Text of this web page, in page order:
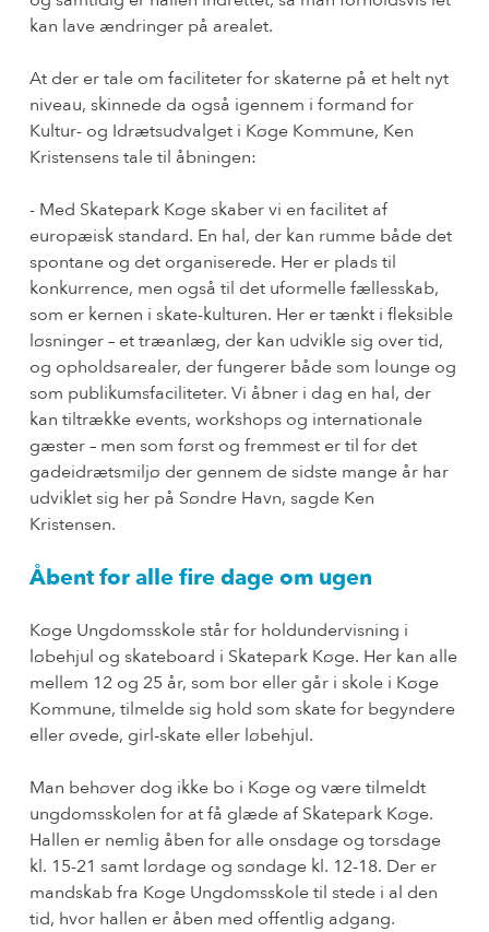
kan lave ændringer på arealet.
At der er tale om faciliteter for skaterne på et helt nyt
niveau, skinnede da også igennem i formand for
Kultur- og Idrætsudvalget i Køge Kommune, Ken
Kristensens tale til åbningen:
- Med Skatepark Køge skaber vi en facilitet af
europæisk standard. En hal, der kan rumme både det
spontane og det organiserede. Her er plads til
konkurrence, men også til det uformelle fællesskab,
som er kernen i skate-kulturen. Her er tænkt i fleksible
løsninger – et træanlæg, der kan udvikle sig over tid,
og opholdsarealer, der fungerer både som lounge og
som publikumsfaciliteter. Vi åbner i dag en hal, der
kan tiltrække events, workshops og internationale
gæster – men som først og fremmest er til for det
gadeidrætsmiljø der gennem de sidste mange år har
udviklet sig her på Søndre Havn, sagde Ken
Kristensen.
Åbent for alle fire dage om ugen
Køge Ungdomsskole står for holdundervisning i
løbehjul og skateboard i Skatepark Køge. Her kan alle
mellem 12 og 25 år, som bor eller går i skole i Køge
Kommune, tilmelde sig hold som skate for begyndere
eller øvede, girl-skate eller løbehjul.
Man behøver dog ikke bo i Køge og være tilmeldt
ungdomsskolen for at få glæde af Skatepark Køge.
Hallen er nemlig åben for alle onsdage og torsdage
kl. 15-21 samt lørdage og søndage kl. 12-18. Der er
mandskab fra Køge Ungdomsskole til stede i al den
tid, hvor hallen er åben med offentlig adgang.